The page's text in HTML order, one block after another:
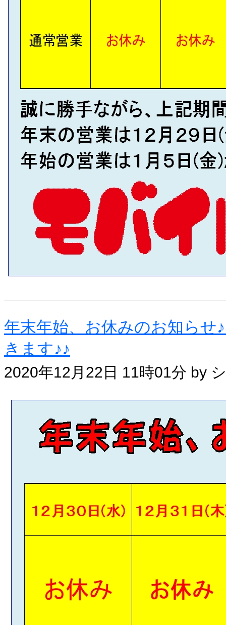
年末年始、お休みのお知らせ
きます♪♪
2020年12月22日 11時01分 by